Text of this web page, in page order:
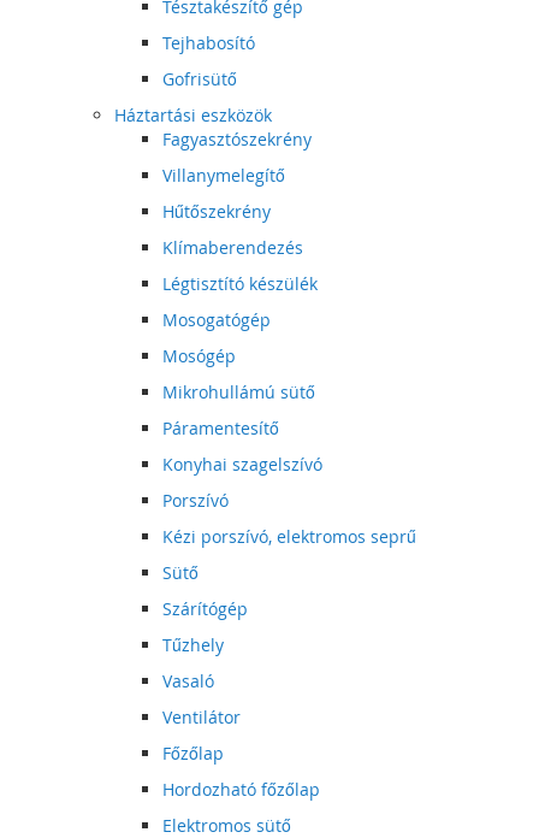
Tésztakészítő gép
Tejhabosító
Gofrisütő
Háztartási eszközök
Fagyasztószekrény
Villanymelegítő
Hűtőszekrény
Klímaberendezés
Légtisztító készülék
Mosogatógép
Mosógép
Mikrohullámú sütő
Páramentesítő
Konyhai szagelszívó
Porszívó
Kézi porszívó, elektromos seprű
Sütő
Szárítógép
Tűzhely
Vasaló
Ventilátor
Főzőlap
Hordozható főzőlap
Elektromos sütő